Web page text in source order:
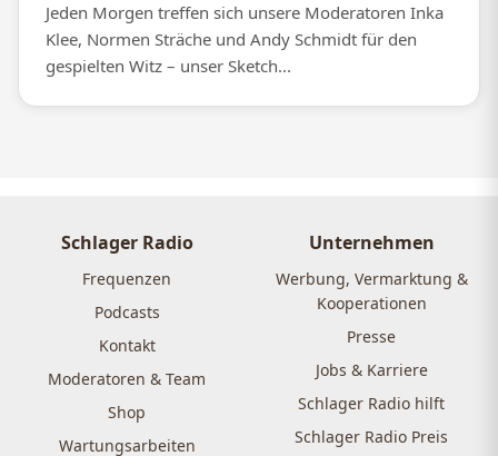
Jeden Morgen treffen sich unsere Moderatoren Inka
Klee, Normen Sträche und Andy Schmidt für den
gespielten Witz – unser Sketch...
Schlager Radio
Frequenzen
Podcasts
Kontakt
Moderatoren & Team
Shop
Wartungsarbeiten
Unternehmen
Werbung, Vermarktung &
Kooperationen
Presse
Jobs & Karriere
Schlager Radio hilft
Schlager Radio Preis